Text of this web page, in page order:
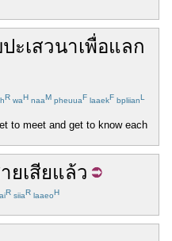
ะเสวนาเพื่อแลก
R waH naaM pheuuaF laaekF bpliianL
to meet and get to know each
ยเสียแล้ว
R siiaR laaeoH